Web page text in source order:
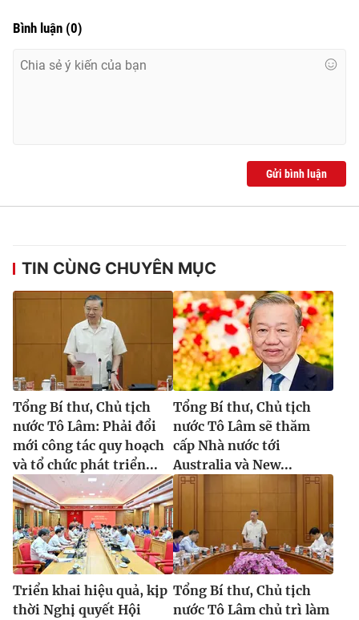
Bình luận (0)
Gửi bình luận
TIN CÙNG CHUYÊN MỤC
Tổng Bí thư, Chủ tịch
nước Tô Lâm: Phải đổi
mới công tác quy hoạch
và tổ chức phát triển...
Tổng Bí thư, Chủ tịch
nước Tô Lâm sẽ thăm
cấp Nhà nước tới
Australia và New...
Triển khai hiệu quả, kịp
thời Nghị quyết Hội
Tổng Bí thư, Chủ tịch
nước Tô Lâm chủ trì làm